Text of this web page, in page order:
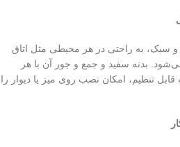
و سبک، به راحتی در هر محیطی مثل اتاق
بدنه سفید و جمع‌ و جور آن با هر
قابل تنظیم، امکان نصب روی میز یا دیوار را